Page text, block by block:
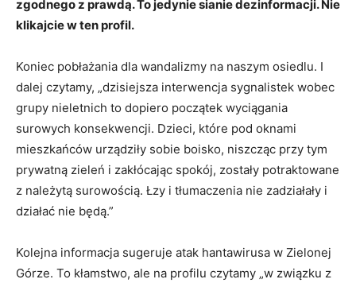
zgodnego z prawdą. To jedynie sianie dezinformacji. Nie
klikajcie w ten profil.
Koniec pobłażania dla wandalizmy na naszym osiedlu. I
dalej czytamy, „dzisiejsza interwencja sygnalistek wobec
grupy nieletnich to dopiero początek wyciągania
surowych konsekwencji. Dzieci, które pod oknami
mieszkańców urządziły sobie boisko, niszcząc przy tym
prywatną zieleń i zakłócając spokój, zostały potraktowane
z należytą surowością. Łzy i tłumaczenia nie zadziałały i
działać nie będą.”
Kolejna informacja sugeruje atak hantawirusa w Zielonej
Górze. To kłamstwo, ale na profilu czytamy „w związku z